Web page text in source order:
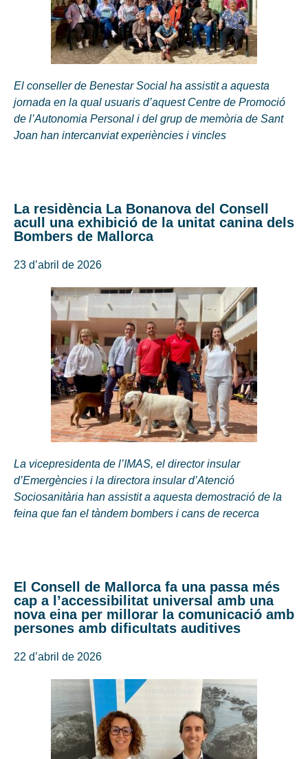
El conseller de Benestar Social ha assistit a aquesta
jornada en la qual usuaris d’aquest Centre de Promoció
de l’Autonomia Personal i del grup de memòria de Sant
Joan han intercanviat experiències i vincles
La residència La Bonanova del Consell
acull una exhibició de la unitat canina dels
Bombers de Mallorca
23 d’abril de 2026
La vicepresidenta de l’IMAS, el director insular
d’Emergències i la directora insular d’Atenció
Sociosanitària han assistit a aquesta demostració de la
feina que fan el tàndem bombers i cans de recerca
El Consell de Mallorca fa una passa més
cap a l’accessibilitat universal amb una
nova eina per millorar la comunicació amb
persones amb dificultats auditives
22 d’abril de 2026